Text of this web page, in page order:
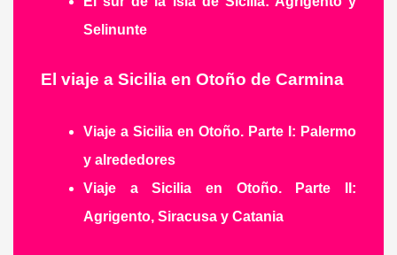
Selinunte
El viaje a Sicilia en Otoño de Carmina
Viaje a Sicilia en Otoño. Parte I: Palermo
y alrededores
Viaje a Sicilia en Otoño. Parte II:
Agrigento, Siracusa y Catania